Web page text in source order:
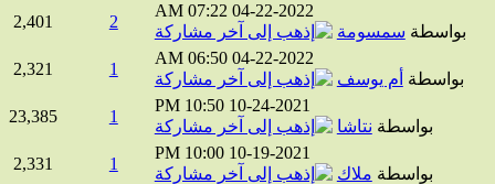
04-22-2022
07:22 AM
بواسطةسمسومة
2,401
04-22-2022
06:50 AM
بواسطةأم يوسف
2,321
10-24-2021
10:50 PM
بواسطةنتاشا
23,385
10-19-2021
10:00 PM
بواسطةملاك
2,331